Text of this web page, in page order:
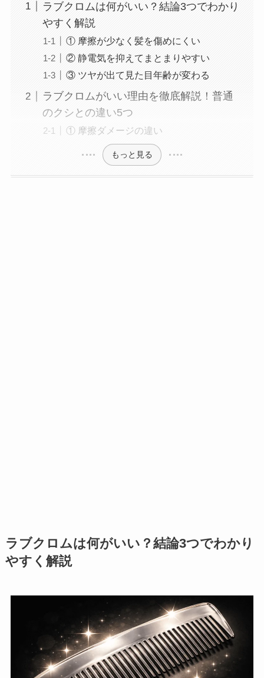
ラブクロムは何がいい？結論3つでわかり
やすく解説
① 摩擦が少なく髪を傷めにくい
② 静電気を抑えてまとまりやすい
③ ツヤが出て見た目年齢が変わる
ラブクロムがいい理由を徹底解説！普通
のクシとの違い5つ
① 摩擦ダメージの違い
もっと見る
ラブクロムは何がいい？結論3つでわかり
やすく解説